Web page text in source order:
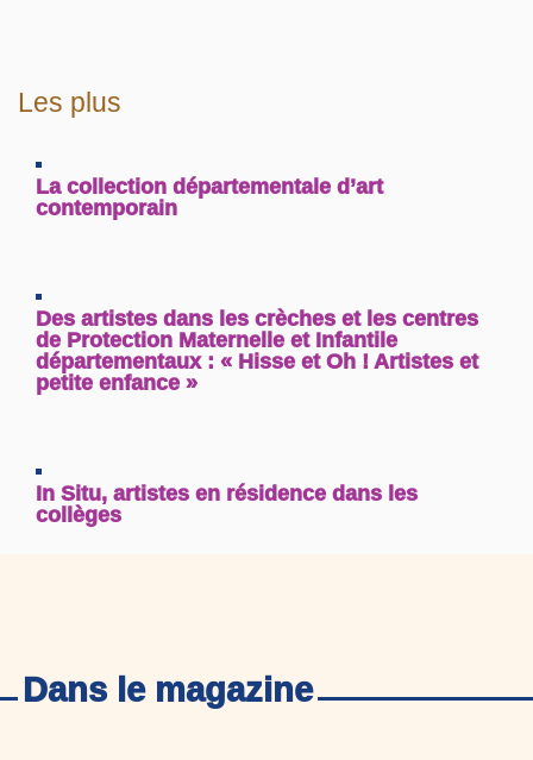
Les plus
La collection départementale d’art
contemporain
Des artistes dans les crèches et les centres
de Protection Maternelle et Infantile
départementaux : « Hisse et Oh ! Artistes et
petite enfance »
In Situ, artistes en résidence dans les
collèges
Dans le magazine